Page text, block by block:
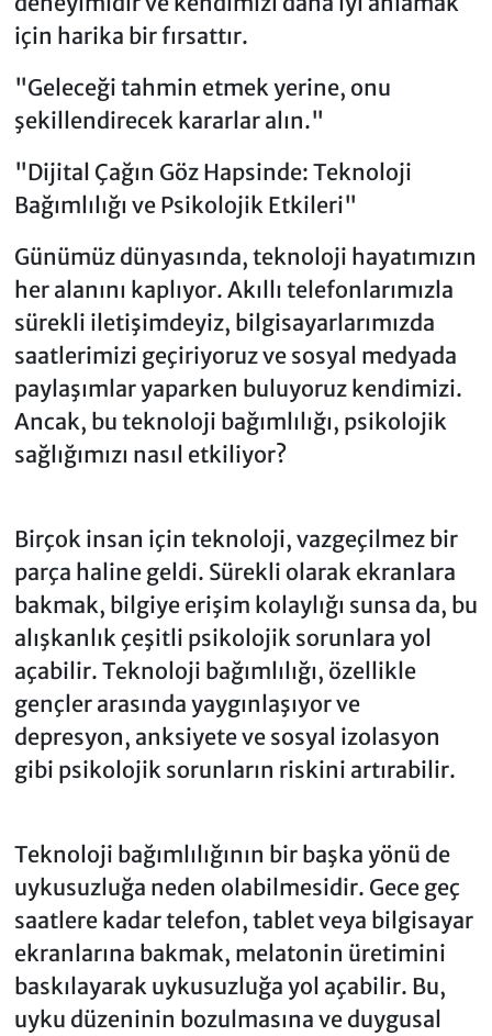
için harika bir fırsattır.
"Geleceği tahmin etmek yerine, onu
şekillendirecek kararlar alın."
"Dijital Çağın Göz Hapsinde: Teknoloji
Bağımlılığı ve Psikolojik Etkileri"
Günümüz dünyasında, teknoloji hayatımızın
her alanını kaplıyor. Akıllı telefonlarımızla
sürekli iletişimdeyiz, bilgisayarlarımızda
saatlerimizi geçiriyoruz ve sosyal medyada
paylaşımlar yaparken buluyoruz kendimizi.
Ancak, bu teknoloji bağımlılığı, psikolojik
sağlığımızı nasıl etkiliyor?
Birçok insan için teknoloji, vazgeçilmez bir
parça haline geldi. Sürekli olarak ekranlara
bakmak, bilgiye erişim kolaylığı sunsa da, bu
alışkanlık çeşitli psikolojik sorunlara yol
açabilir. Teknoloji bağımlılığı, özellikle
gençler arasında yaygınlaşıyor ve
depresyon, anksiyete ve sosyal izolasyon
gibi psikolojik sorunların riskini artırabilir.
Teknoloji bağımlılığının bir başka yönü de
uykusuzluğa neden olabilmesidir. Gece geç
saatlere kadar telefon, tablet veya bilgisayar
ekranlarına bakmak, melatonin üretimini
baskılayarak uykusuzluğa yol açabilir. Bu,
uyku düzeninin bozulmasına ve duygusal